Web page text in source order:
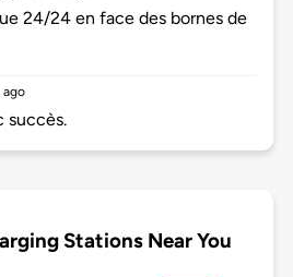
24/24 en face des bornes de
ago
succès.
Stations Near You